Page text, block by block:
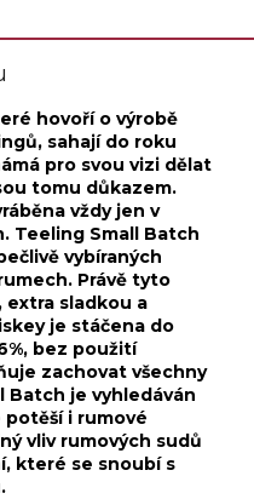
hovoří o výrobě
sahají do roku
pro svou vizi dělat
tomu důkazem.
vždy jen v
Teeling Small Batch
vybíraných
Právě tyto
extra sladkou a
je stáčena do
bez použití
zachovat všechny
Batch je vyhledáván
potěší i rumové
vliv rumových sudů
které se snoubí s